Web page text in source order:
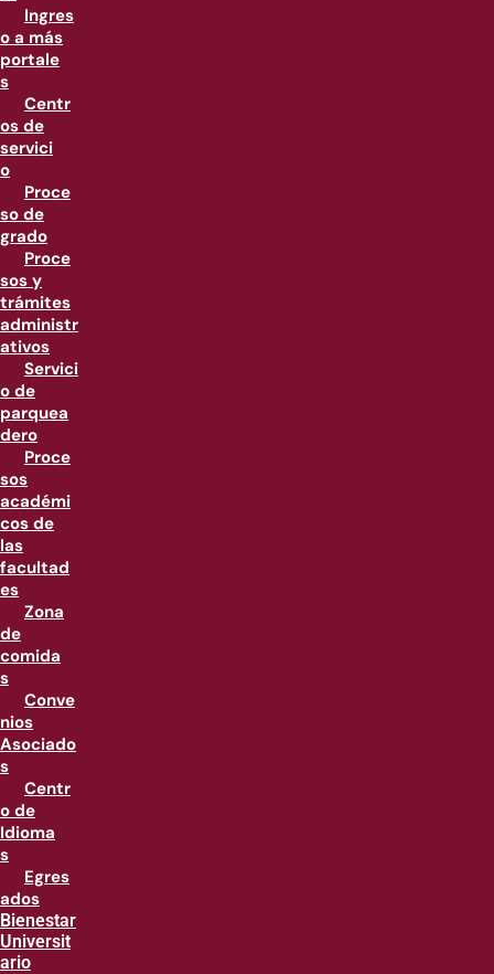
Ingres
o a más
portale
s
Centr
os de
servici
o
Proce
so de
grado
Proce
sos y
trámites
administr
ativos
Servici
o de
parquea
dero
Proce
sos
académi
cos de
las
facultad
es
Zona
de
comida
s
Conve
nios
Asociado
s
Centr
o de
Idioma
s
Egres
ados
Bienestar
Universit
ario